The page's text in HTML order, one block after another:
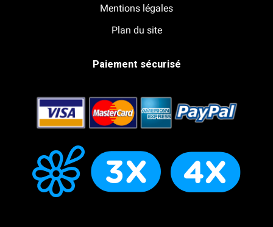
Mentions légales
Plan du site
Paiement sécurisé